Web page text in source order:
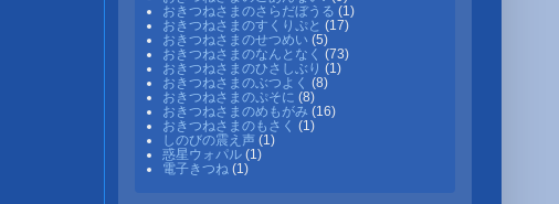
おきつねさまのさらだぼうる (1)
おきつねさまのすくりぷと (17)
おきつねさまのせつめい (5)
おきつねさまのなんとなく (73)
おきつねさまのひさしぶり (1)
おきつねさまのぶつよく (8)
おきつねさまのぷそに (8)
おきつねさまのめもがみ (16)
おきつねさまのもさく (1)
しのびの震え声 (1)
惑星ウォパル (1)
電子きつね (1)